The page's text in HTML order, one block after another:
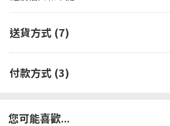
送貨方式 (7)
付款方式 (3)
您可能喜歡...